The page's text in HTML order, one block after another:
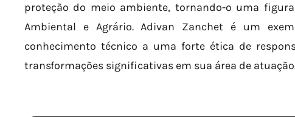
proteção do meio ambiente, tornando-o uma
Ambiental e Agrário. Adivan Zanchet é um
conhecimento técnico a uma forte ética de
transformações significativas em sua área de